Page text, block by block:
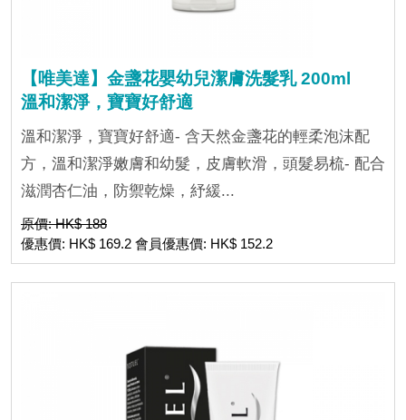
【唯美達】金盞花嬰幼兒潔膚洗髮乳 200ml
溫和潔淨，寶寶好舒適
溫和潔淨，寶寶好舒適- 含天然金盞花的輕柔泡沫配
方，溫和潔淨嫩膚和幼髮，皮膚軟滑，頭髮易梳- 配合
滋潤杏仁油，防禦乾燥，紓緩...
原價: HK$ 188
優惠價: HK$ 169.2 會員優惠價: HK$ 152.2